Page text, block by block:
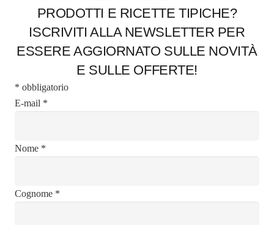
PRODOTTI E RICETTE TIPICHE?
ISCRIVITI ALLA NEWSLETTER PER
ESSERE AGGIORNATO SULLE NOVITÀ
E SULLE OFFERTE!
* obbligatorio
E-mail *
Nome *
Cognome *